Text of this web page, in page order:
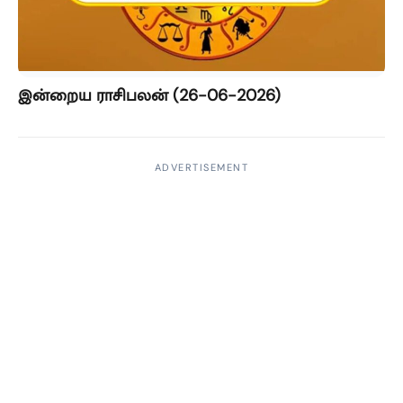
இன்றைய ராசிபலன் (26-06-2026)
ADVERTISEMENT